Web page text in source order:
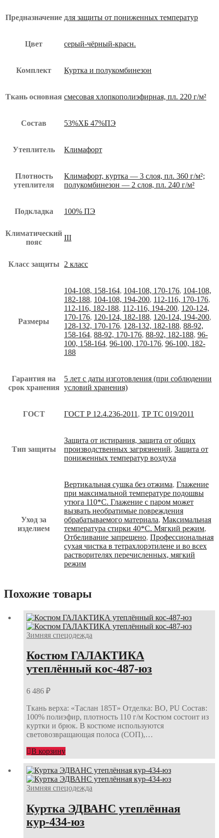
Предназначение для защиты от пониженных температур
Цвет серый-чёрный-красн.
Комплект Куртка и полукомбинезон
Ткань основная смесовая хлопкополиэфирная, пл. 220 г/м²
Состав 53%ХБ 47%ПЭ
Утеплитель Климафорт
Плотность
утеплителя
Климафорт, куртка — 3 слоя, пл. 360 г/м²;
полукомбинезон — 2 слоя, пл. 240 г/м²
Подкладка 100% ПЭ
Климатический
пояс
III
Класс защиты 2 класс
Размеры
104-108, 158-164, 104-108, 170-176, 104-108,
182-188, 104-108, 194-200, 112-116, 170-176,
112-116, 182-188, 112-116, 194-200, 120-124,
170-176, 120-124, 182-188, 120-124, 194-200,
128-132, 170-176, 128-132, 182-188, 88-92,
158-164, 88-92, 170-176, 88-92, 182-188, 96-
100, 158-164, 96-100, 170-176, 96-100, 182-
188
Гарантия на
срок хранения
5 лет с даты изготовления (при соблюдении
условий хранения)
ГОСТ ГОСТ Р 12.4.236-2011 , ТР ТС 019/2011
Тип защиты
Защита от истирания, защита от общих
производственных загрязнений, Защита от
пониженных температур воздуха
Уход за
изделием
Вертикальная сушка без отжима, Глажение
при максимальной температуре подошвы
утюга 110*С. Глажение с паром может
вызвать необратимые повреждения
обрабатываемого материала, Максимальная
температура стирки 40*С. Мягкий режим,
Отбеливание запрещено, Профессиональная
сухая чистка в тетрахлорэтилене и во всех
растворителях перечисленных, мягкий
режим
Похожие товары
Зимняя спецодежда
Костюм ГАЛАКТИКА
утеплённый кос-487-юз
6 486 ₽
Ткань верха: «Таслан 185Т» Отделка: ВО, PU Состав:
100% полиэфир, плотность 110 г/м Костюм состоит из
куртки и брюк. В костюме используются
световозвращающая полоса (СОП),…
В корзину
Зимняя спецодежда
Куртка ЭДВАНС утеплённая
кур-434-юз